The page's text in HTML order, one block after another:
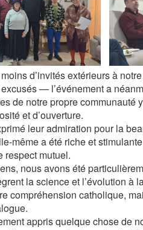
d’invités extérieurs à
— l’événement a
de notre propre communauté
et d’ouverture.
leur admiration pour la
même a été riche et
respect mutuel.
nous avons été
la science et l’évolution à
compréhension catholique,
appris quelque chose de